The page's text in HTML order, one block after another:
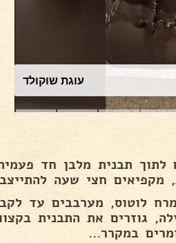
עוגת שוקולד
לתוך תבנית מלבן חד
לוטוס, מערבבים עד
גוזרים את התבנית
במקרר...